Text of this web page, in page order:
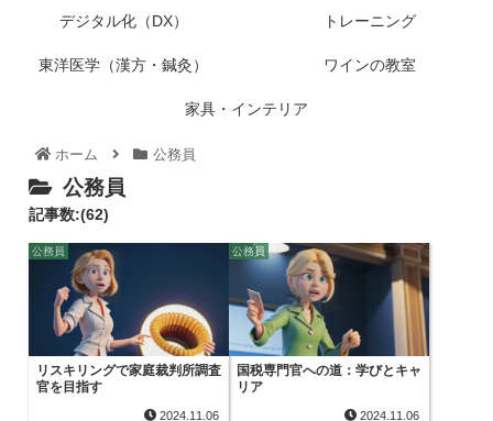
デジタル化（DX） トレーニング
東洋医学（漢方・鍼灸） ワインの教室
家具・インテリア
ホーム 公務員
公務員
記事数:(62)
公務員
リスキリングで家庭裁判所調査
官を目指す
2024.11.06
公務員
国税専門官への道：学びとキャ
リア
2024.11.06